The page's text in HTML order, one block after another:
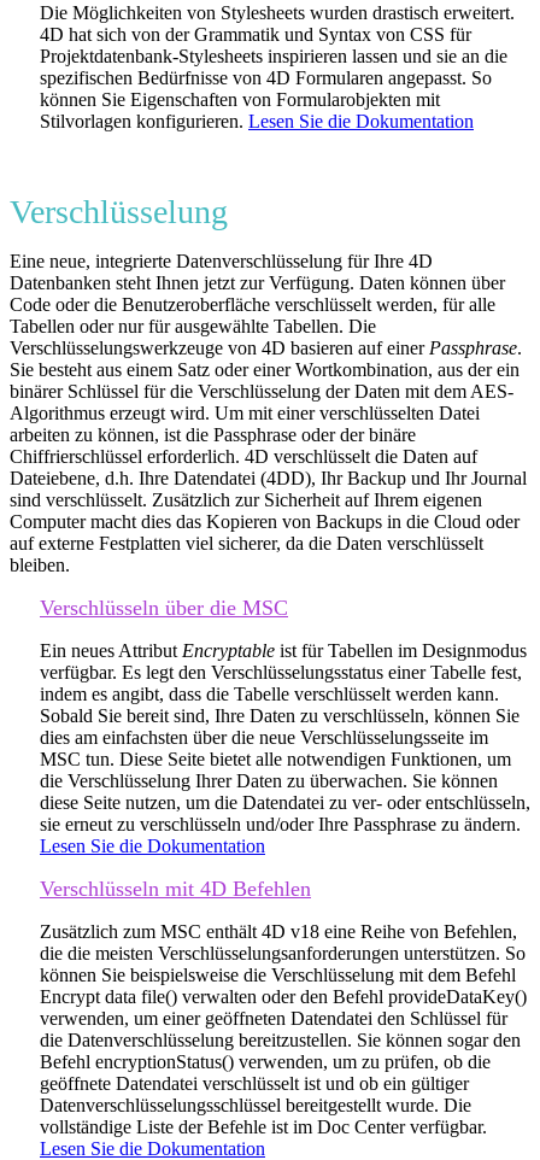
Die Möglichkeiten von Stylesheets wurden drastisch erweitert.
4D hat sich von der Grammatik und Syntax von CSS für
Projektdatenbank-Stylesheets inspirieren lassen und sie an die
spezifischen Bedürfnisse von 4D Formularen angepasst. So
können Sie Eigenschaften von Formularobjekten mit
Stilvorlagen konfigurieren. Lesen Sie die Dokumentation
Verschlüsselung
Eine neue, integrierte Datenverschlüsselung für Ihre 4D
Datenbanken steht Ihnen jetzt zur Verfügung. Daten können über
Code oder die Benutzeroberfläche verschlüsselt werden, für alle
Tabellen oder nur für ausgewählte Tabellen. Die
Verschlüsselungswerkzeuge von 4D basieren auf einer Passphrase.
Sie besteht aus einem Satz oder einer Wortkombination, aus der ein
binärer Schlüssel für die Verschlüsselung der Daten mit dem AES-
Algorithmus erzeugt wird. Um mit einer verschlüsselten Datei
arbeiten zu können, ist die Passphrase oder der binäre
Chiffrierschlüssel erforderlich. 4D verschlüsselt die Daten auf
Dateiebene, d.h. Ihre Datendatei (4DD), Ihr Backup und Ihr Journal
sind verschlüsselt. Zusätzlich zur Sicherheit auf Ihrem eigenen
Computer macht dies das Kopieren von Backups in die Cloud oder
auf externe Festplatten viel sicherer, da die Daten verschlüsselt
bleiben.
Verschlüsseln über die MSC
Ein neues Attribut Encryptable ist für Tabellen im Designmodus
verfügbar. Es legt den Verschlüsselungsstatus einer Tabelle fest,
indem es angibt, dass die Tabelle verschlüsselt werden kann.
Sobald Sie bereit sind, Ihre Daten zu verschlüsseln, können Sie
dies am einfachsten über die neue Verschlüsselungsseite im
MSC tun. Diese Seite bietet alle notwendigen Funktionen, um
die Verschlüsselung Ihrer Daten zu überwachen. Sie können
diese Seite nutzen, um die Datendatei zu ver- oder entschlüsseln,
sie erneut zu verschlüsseln und/oder Ihre Passphrase zu ändern.
Lesen Sie die Dokumentation
Verschlüsseln mit 4D Befehlen
Zusätzlich zum MSC enthält 4D v18 eine Reihe von Befehlen,
die die meisten Verschlüsselungsanforderungen unterstützen. So
können Sie beispielsweise die Verschlüsselung mit dem Befehl
Encrypt data file() verwalten oder den Befehl provideDataKey()
verwenden, um einer geöffneten Datendatei den Schlüssel für
die Datenverschlüsselung bereitzustellen. Sie können sogar den
Befehl encryptionStatus() verwenden, um zu prüfen, ob die
geöffnete Datendatei verschlüsselt ist und ob ein gültiger
Datenverschlüsselungsschlüssel bereitgestellt wurde. Die
vollständige Liste der Befehle ist im Doc Center verfügbar.
Lesen Sie die Dokumentation